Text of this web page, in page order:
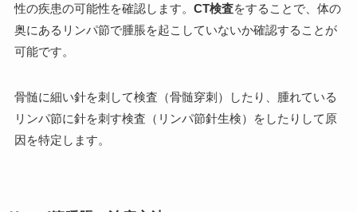
性の疾患の可能性を確認します。 CT検査をすることで、体の
奥にあるリンパ節で腫脹を起こしていないか確認することが
可能です。
骨髄に細い針を刺して検査（骨髄穿刺）したり、腫れている
リンパ節に針を刺す検査（リンパ節針生検）をしたりして原
因を特定します。